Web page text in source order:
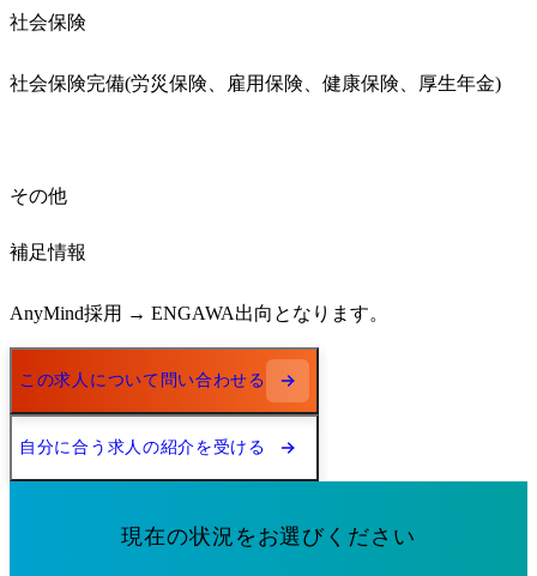
社会保険
社会保険完備(労災保険、雇用保険、健康保険、厚生年金)
その他
補足情報
AnyMind採用 → ENGAWA出向となります。
この求人について問い合わせる
自分に合う求人の紹介を受ける
現在の状況をお選びください